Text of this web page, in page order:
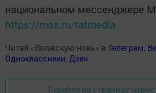
национальном мессенджере
https://max.ru/tatmedia
Читай «Волжскую новь» в Телеграм,
Одноклассники, Дзен
Перейти на страницу